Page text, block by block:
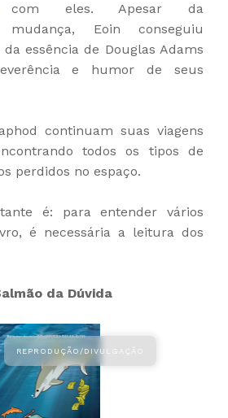
com eles. Apesar da
mudança, Eoin conseguiu
essência de Douglas Adams
e humor de seus
continuam suas viagens
todos os tipos de
perdidos no espaço.
é: para entender vários
é necessária a leitura dos
da Dúvida